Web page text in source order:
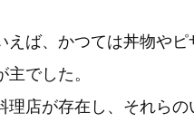
えば、かつては丼物や
でした。
理店が存在し、それら